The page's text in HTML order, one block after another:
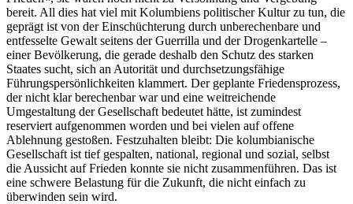
bereit. All dies hat viel mit Kolumbiens politischer Kultur zu tun, die
geprägt ist von der Einschüchterung durch unberechenbare und
entfesselte Gewalt seitens der Guerrilla und der Drogenkartelle –
einer Bevölkerung, die gerade deshalb den Schutz des starken
Staates sucht, sich an Autorität und durchsetzungsfähige
Führungspersönlichkeiten klammert. Der geplante Friedensprozess,
der nicht klar berechenbar war und eine weitreichende
Umgestaltung der Gesellschaft bedeutet hätte, ist zumindest
reserviert aufgenommen worden und bei vielen auf offene
Ablehnung gestoßen. Festzuhalten bleibt: Die kolumbianische
Gesellschaft ist tief gespalten, national, regional und sozial, selbst
die Aussicht auf Frieden konnte sie nicht zusammenführen. Das ist
eine schwere Belastung für die Zukunft, die nicht einfach zu
überwinden sein wird.